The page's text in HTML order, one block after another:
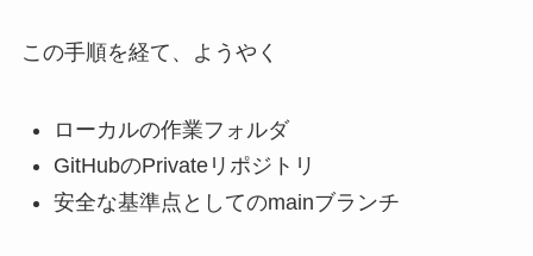
この手順を経て、ようやく
ローカルの作業フォルダ
GitHubのPrivateリポジトリ
安全な基準点としてのmainブランチ